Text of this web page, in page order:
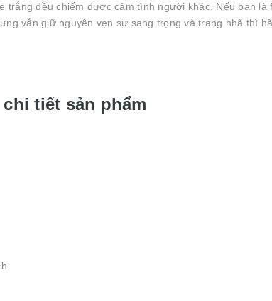
trắng đều chiếm được cảm tình người khác. Nếu bạn
vẫn giữ nguyên vẹn sự sang trọng và trang nhã thì
tiết sản phẩm